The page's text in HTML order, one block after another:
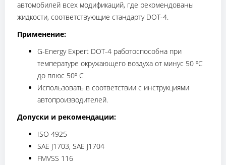
автомобилей всех модификаций, где рекомендованы
жидкости, соответствующие стандарту DOT-4.
Применение:
G-Energy Expert DOT-4 работоспособна при
температуре окружающего воздуха от минус 50 ºС
до плюс 50º С
Использовать в соответствии с инструкциями
автопроизводителей.
Допуски и рекомендации:
ISO 4925
SAE J1703, SAE J1704
FMVSS 116